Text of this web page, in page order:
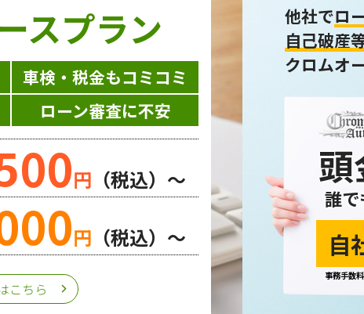
用したアンケート・キャンペーンなどの意見・情報の調査
スに関するお問い合わせやご質問、資料のご請求や各サービス
先、勤務先等の個人情報を書面、電子媒体、ウェブ等を介して
務を委託する場合、個人情報の取り扱いに関する委託先の適
意を得た場合または法令の定めがある場合を除き、第三者に提
スプラン
車検・税金もコミコミ
ローン審査に不安
円 （税込）～
円 （税込）～
こちら
他社でロ
自己破産
クロムオ
誰
自
事務手数